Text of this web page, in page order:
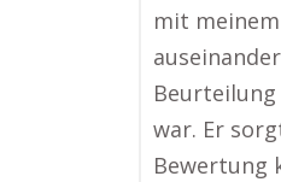
mit
war. Er
Bewertung